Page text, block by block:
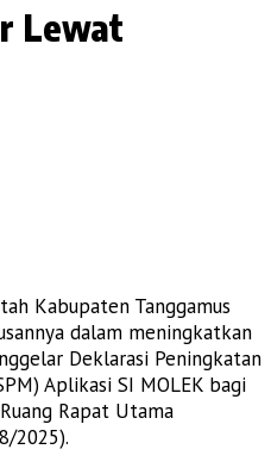
Lewat
Kabupaten Tanggamus
dalam meningkatkan
Deklarasi Peningkatan
Aplikasi SI MOLEK bagi
Rapat Utama
2025).